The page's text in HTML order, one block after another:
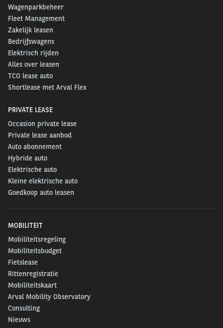
Wagenparkbeheer
Fleet Management
Zakelijk leasen
Bedrijfswagens
Elektrisch rijden
Alles over leasen
TCO lease auto
Shortlease met Arval Flex
PRIVATE LEASE
Occasion private lease
Private lease aanbod
Auto abonnement
Hybride auto
Elektrische auto
Kleine elektrische auto
Goedkoop auto leasen
MOBILITEIT
Mobiliteitsregeling
Mobiliteitsbudget
Fietslease
Rittenregistratie
Mobiliteitskaart
Arval Mobility Observatory
Consulting
Nieuws